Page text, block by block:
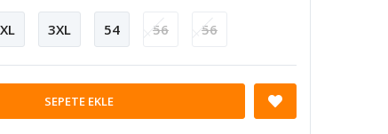
3XL 54 56 56
SEPETE EKLE